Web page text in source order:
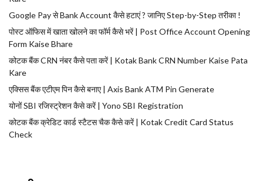
Google Pay से Bank Account कैसे हटाएं ? जानिए Step-by-Step तरीका !
पोस्ट ऑफिस में खाता खोलने का फॉर्म कैसे भरें | Post Office Account Opening
Form Kaise Bhare
कोटक बैंक CRN नंबर कैसे पता करें | Kotak Bank CRN Number Kaise Pata
Kare
एक्सिस बैंक एटीएम पिन कैसे बनाए | Axis Bank ATM Pin Generate
योनों SBI रजिस्ट्रेशन कैसे करें | Yono SBI Registration
कोटक बैंक क्रेडिट कार्ड स्टैटस चैक कैसे करें | Kotak Credit Card Status
Check